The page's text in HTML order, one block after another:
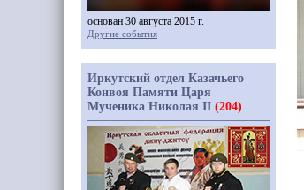
основан 30 августа 2015 г.
Другие события
Иркутский отдел Казачьего
Конвоя Памяти Царя
Мученика Николая II (204)